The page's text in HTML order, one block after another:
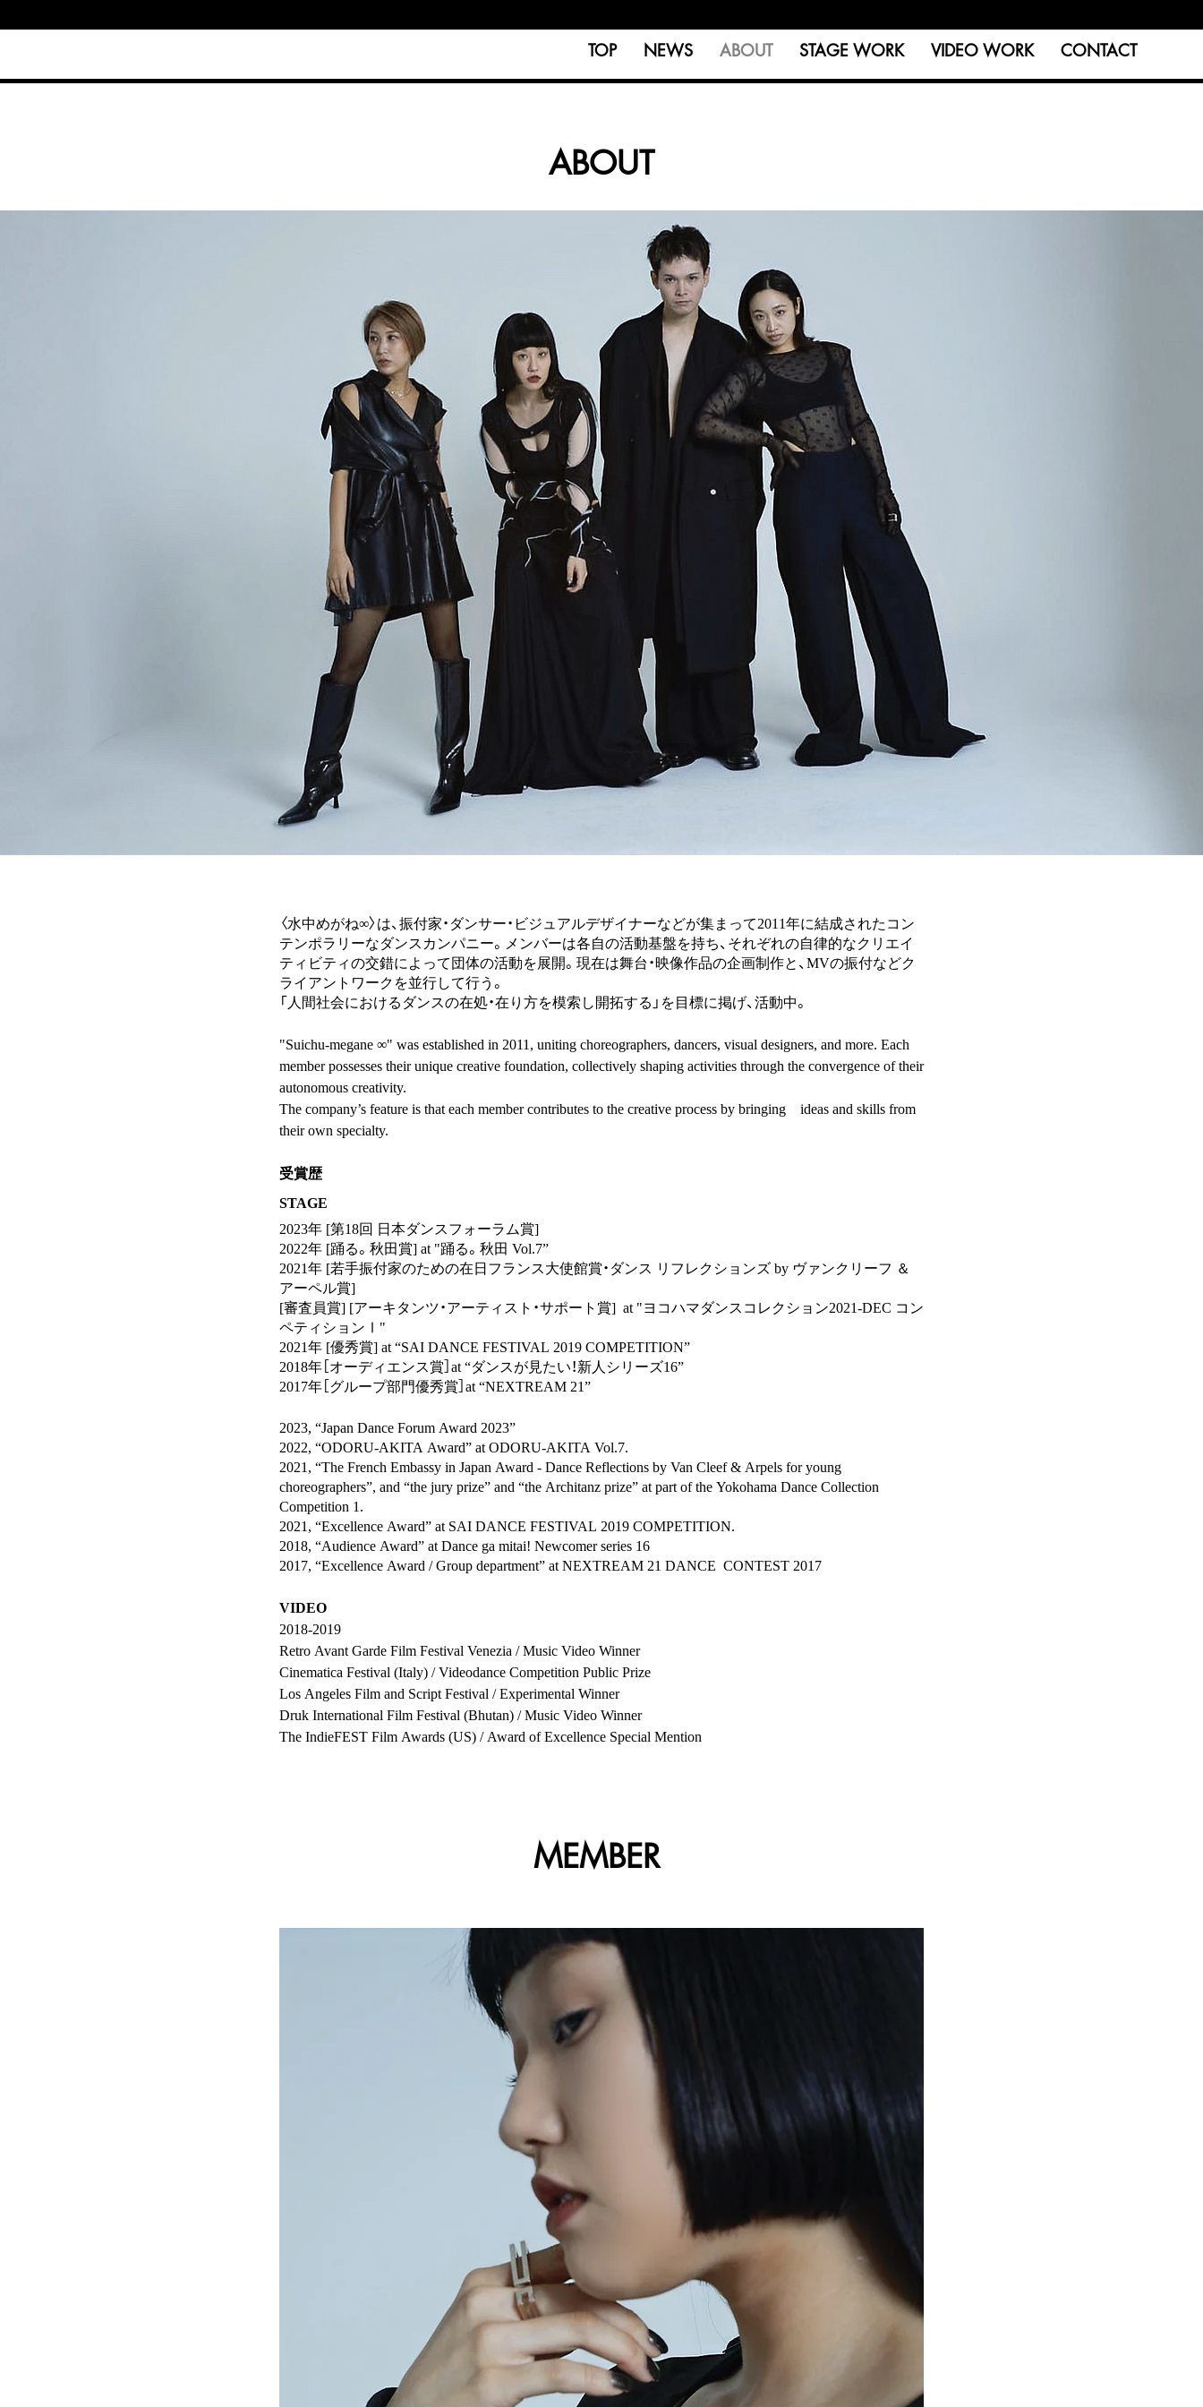
TOP NEWS ABOUT STAGE WORK VIDEO WORK CONTACT
ABOUT
〈水中めがね∞〉は、振付家・ダンサー・ビジュアルデザイナーなどが集まって2011年に結成されたコン
テンポラリーなダンスカンパニー。メンバーは各自の活動基盤を持ち、それぞれの自律的なクリエイ
ティビティの交錯によって団体の活動を展開。現在は舞台・映像作品の企画制作と、MVの振付などク
ライアントワークを並行して行う。
「人間社会におけるダンスの在処・在り方を模索し開拓する」を目標に掲げ、活動中。
"Suichu-megane ∞" was established in 2011, uniting choreographers, dancers, visual designers, and more. Each
member possesses their unique creative foundation, collectively shaping activities through the convergence of their
autonomous creativity.
The company’s feature is that each member contributes to the creative process by bringing ideas and skills from
their own specialty.
受賞歴
STAGE
2023年 [第18回 日本ダンスフォーラム賞]
2022年 [踊る。秋田賞] at "踊る。秋田 Vol.7”
2021年 [若手振付家のための在日フランス大使館賞・ダンス リフレクションズ by ヴァンクリーフ ＆
アーペル賞]
[審査員賞] [アーキタンツ・アーティスト・サポート賞] at "ヨコハマダンスコレクション2021-DEC コン
ペティションⅠ"
2021年 [優秀賞] at “SAI DANCE FESTIVAL 2019 COMPETITION”
2018年［オーディエンス賞］at “ダンスが見たい！新人シリーズ16”
2017年［グループ部門優秀賞］at “NEXTREAM 21”
2023, “Japan Dance Forum Award 2023”
2022, “ODORU-AKITA Award” at ODORU-AKITA Vol.7.
2021, “The French Embassy in Japan Award - Dance Reflections by Van Cleef & Arpels for young
choreographers”, and “the jury prize” and “the Architanz prize” at part of the Yokohama Dance Collection
Competition 1.
2021, “Excellence Award” at SAI DANCE FESTIVAL 2019 COMPETITION.
2018, “Audience Award” at Dance ga mitai! Newcomer series 16
2017, “Excellence Award / Group department” at NEXTREAM 21 DANCE CONTEST 2017
VIDEO
2018-2019
Retro Avant Garde Film Festival Venezia / Music Video Winner
Cinematica Festival (Italy) / Videodance Competition Public Prize
Los Angeles Film and Script Festival / Experimental Winner
Druk International Film Festival (Bhutan) / Music Video Winner
The IndieFEST Film Awards (US) / Award of Excellence Special Mention
​MEMBER